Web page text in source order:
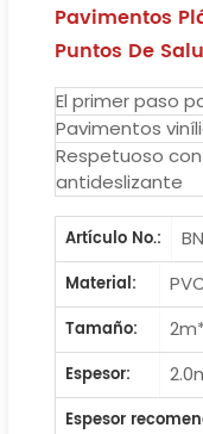
Pavimentos
Puntos De
El primer paso
Pavimentos
Respetuoso
antideslizante
Artículo No.:
Material:
Tamaño:
Espesor:
Espesor